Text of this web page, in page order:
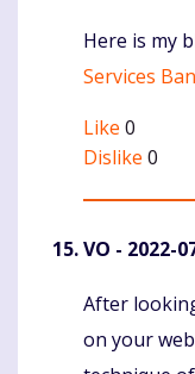
Here is my
Services
Like 0
Dislike 0
VO - 2022-
Komentaras
After
on your